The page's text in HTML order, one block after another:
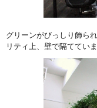
グリーンがびっしり飾ら
リティ上、壁で隔てていま